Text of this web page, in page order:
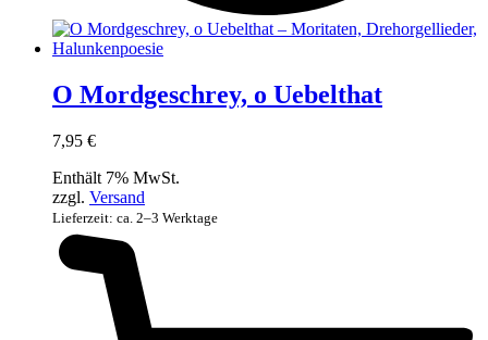
O Mordgeschrey, o Uebelthat
7,95 €
Enthält 7% MwSt.
zzgl. Versand
Lieferzeit: ca. 2–3 Werktage